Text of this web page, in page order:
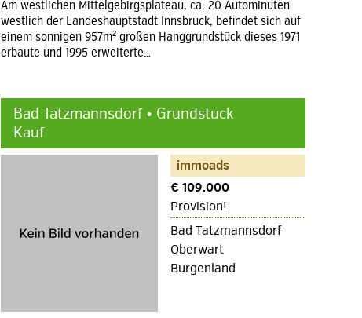
Am westlichen Mittelgebirgsplateau, ca. 20 Autominuten
westlich der Landeshauptstadt Innsbruck, befindet sich auf
einem sonnigen 957m² großen Hanggrundstück dieses 1971
erbaute und 1995 erweiterte…
Bad Tatzmannsdorf • Grundstück
Kauf
immoads
€ 109.000
Provision!
Bad Tatzmannsdorf
Oberwart
Burgenland